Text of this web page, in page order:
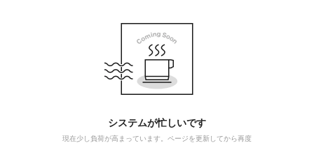
システムが忙しいです
現在少し負荷が高まっています。ページを更新してから再度